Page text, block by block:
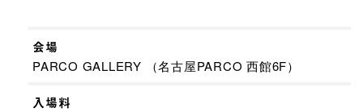
会場
PARCO GALLERY （名古屋PARCO 西館6F）
入場料